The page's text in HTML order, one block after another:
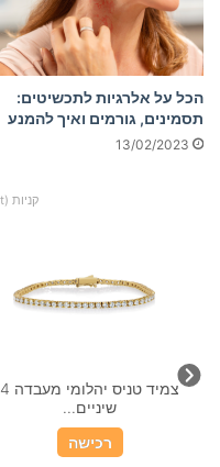
הכל על אלרגיות לתכשיטים:
תסמינים, גורמים ואיך להמנע
13/02/2023
קניות (Jeweller Market)
צמיד טניס יהלומי מעבדה 4
שיניים...
רכישה